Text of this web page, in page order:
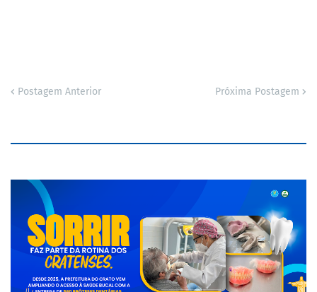
Postagem Anterior Próxima Postagem